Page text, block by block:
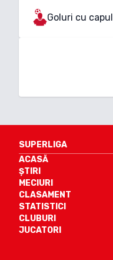
Goluri cu capul
SUPERLIGA
ACASĂ
ȘTIRI
MECIURI
CLASAMENT
STATISTICI
CLUBURI
JUCATORI